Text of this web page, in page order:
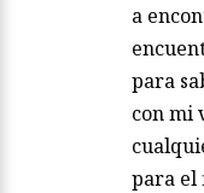
a
para
con mi
para el